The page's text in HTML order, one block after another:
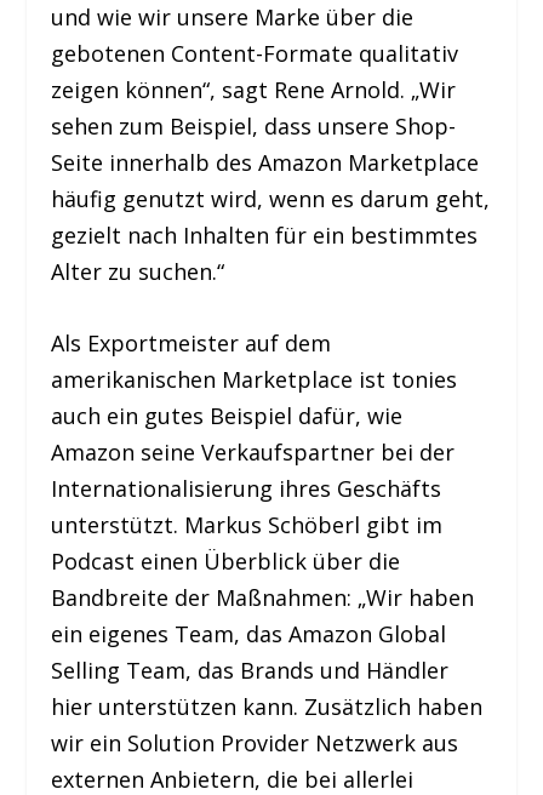
und wie wir unsere Marke über die
gebotenen Content-Formate qualitativ
zeigen können“, sagt Rene Arnold. „Wir
sehen zum Beispiel, dass unsere Shop-
Seite innerhalb des Amazon Marketplace
häufig genutzt wird, wenn es darum geht,
gezielt nach Inhalten für ein bestimmtes
Alter zu suchen.“
Als Exportmeister auf dem
amerikanischen Marketplace ist tonies
auch ein gutes Beispiel dafür, wie
Amazon seine Verkaufspartner bei der
Internationalisierung ihres Geschäfts
unterstützt. Markus Schöberl gibt im
Podcast einen Überblick über die
Bandbreite der Maßnahmen: „Wir haben
ein eigenes Team, das Amazon Global
Selling Team, das Brands und Händler
hier unterstützen kann. Zusätzlich haben
wir ein Solution Provider Netzwerk aus
externen Anbietern, die bei allerlei